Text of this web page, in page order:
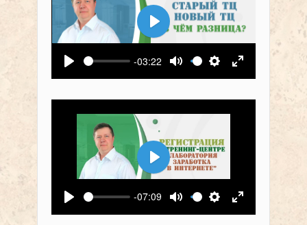
Воспроизвести
-03:22
Выключить звук
Настройки
На весь
Воспроизвести
Воспроизвести
-07:09
Выключить звук
Настройки
На весь
Воспроизвести